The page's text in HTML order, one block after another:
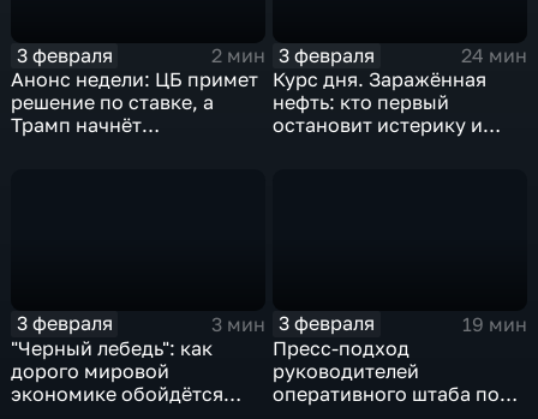
3 февраля
2 мин
Анонс недели: ЦБ примет
решение по ставке, а
Трамп начнёт
3 февраля
24 мин
Курс дня. Заражённая
нефть: кто первый
остановит истерику и
3 февраля
3 мин
"Черный лебедь": как
дорого мировой
экономике обойдётся
3 февраля
19 мин
Пресс-подход
руководителей
оперативного штаба по